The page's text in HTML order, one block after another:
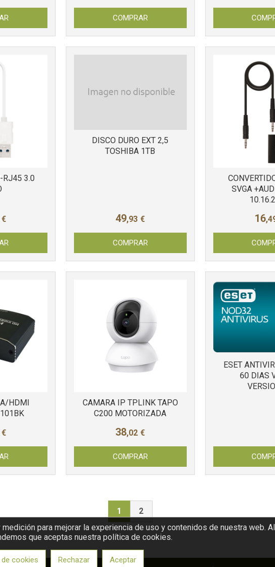
COMPRAR
RJ45 3.0
€
DISCO DURO EXT 2,5
TOSHIBA 1TB
49,93 €
COMPRAR
SVGA
16
HDMI
€
CAMARA IP TPLINK TAPO
C200 MOTORIZADA
38,02 €
COMPRAR
ESET
60 DIAS
1 2
para mejorar la experiencia de uso y contenidos de nuestra web.
que aceptas nuestra política de cookies.
cookies Rechazar Aceptar